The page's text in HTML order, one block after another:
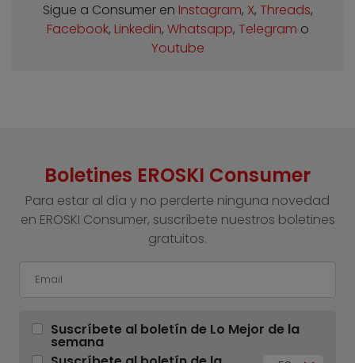
Sigue a Consumer en Instagram, X, Threads,
Facebook, Linkedin, Whatsapp, Telegram o
Youtube
Boletines EROSKI Consumer
Para estar al día y no perderte ninguna novedad
en EROSKI Consumer, suscríbete nuestros boletines
gratuitos.
Suscríbete al boletín de Lo Mejor de la
semana